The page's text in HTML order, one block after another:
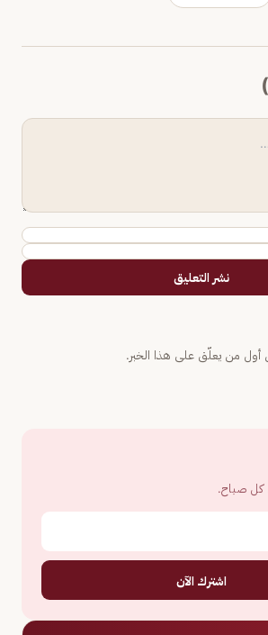
)
نشر التعليق
أول من يعلّق على هذا الخبر.
كل صباح.
اشترك الآن